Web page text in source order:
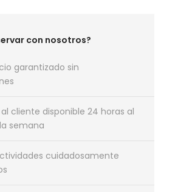
con nosotros?
garantizado sin
cliente disponible 24 horas al
semana
cuidadosamente